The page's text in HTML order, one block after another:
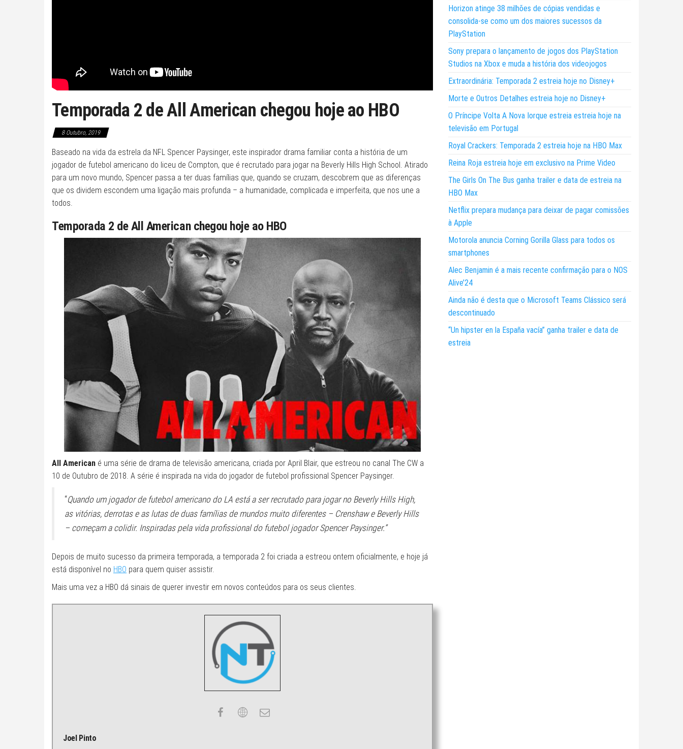
Temporada 2 de All American chegou hoje ao HBO
8 Outubro, 2019
Baseado na vida da estrela da NFL Spencer Paysinger, este inspirador drama familiar conta a história de um
jogador de futebol americano do liceu de Compton, que é recrutado para jogar na Beverly Hills High School. Atirado
para um novo mundo, Spencer passa a ter duas famílias que, quando se cruzam, descobrem que as diferenças
que os dividem escondem uma ligação mais profunda – a humanidade, complicada e imperfeita, que nos une a
todos.
Temporada 2 de All American chegou hoje ao HBO
All American é uma série de drama de televisão americana, criada por April Blair, que estreou no canal The CW a
10 de Outubro de 2018. A série é inspirada na vida do jogador de futebol profissional Spencer Paysinger.
“Quando um jogador de futebol americano do LA está a ser recrutado para jogar no Beverly Hills High,
as vitórias, derrotas e as lutas de duas famílias de mundos muito diferentes – Crenshaw e Beverly Hills
– começam a colidir. Inspiradas pela vida profissional do futebol jogador Spencer Paysinger.”
Depois de muito sucesso da primeira temporada, a temporada 2 foi criada a estreou ontem oficialmente, e hoje já
está disponível no HBO para quem quiser assistir.
Mais uma vez a HBO dá sinais de querer investir em novos conteúdos para os seus clientes.
Joel Pinto
Horizon atinge 38 milhões de cópias vendidas e
consolida-se como um dos maiores sucessos da
PlayStation
Sony prepara o lançamento de jogos dos PlayStation
Studios na Xbox e muda a história dos videojogos
Extraordinária: Temporada 2 estreia hoje no Disney+
Morte e Outros Detalhes estreia hoje no Disney+
O Príncipe Volta A Nova Iorque estreia estreia hoje na
televisão em Portugal
Royal Crackers: Temporada 2 estreia hoje na HBO Max
Reina Roja estreia hoje em exclusivo na Prime Video
The Girls On The Bus ganha trailer e data de estreia na
HBO Max
Netflix prepara mudança para deixar de pagar comissões
à Apple
Motorola anuncia Corning Gorilla Glass para todos os
smartphones
Alec Benjamin é a mais recente confirmação para o NOS
Alive’24
Ainda não é desta que o Microsoft Teams Clássico será
descontinuado
“Un hipster en la España vacía” ganha trailer e data de
estreia